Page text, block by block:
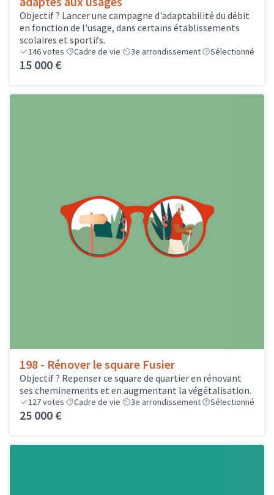
Objectif ? Lancer une campagne d'adaptabilité du débit
en fonction de l'usage, dans certains établissements
scolaires et sportifs.
146votes Cadre de vie 3e arrondissement Sélectionné
15 000 €
198 - Rénover le square Fusier
Objectif ? Repenser ce square de quartier en rénovant
ses cheminements et en augmentant la végétalisation.
127votes Cadre de vie 3e arrondissement Sélectionné
25 000 €